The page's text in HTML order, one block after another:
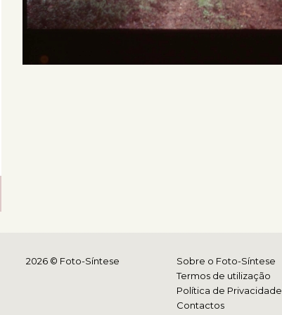
Sobre o Foto-Síntese
Termos de utilização
Política de Privacidade
Contactos
2026 © Foto-Síntese